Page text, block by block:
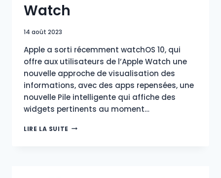
Watch
14 août 2023
Apple a sorti récemment watchOS 10, qui
offre aux utilisateurs de l’Apple Watch une
nouvelle approche de visualisation des
informations, avec des apps repensées, une
nouvelle Pile intelligente qui affiche des
widgets pertinents au moment…
LIRE LA SUITE WATCHOS